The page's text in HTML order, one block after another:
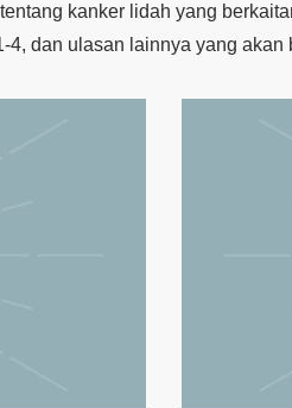
kanker lidah yang
dan ulasan lainnya yang akan